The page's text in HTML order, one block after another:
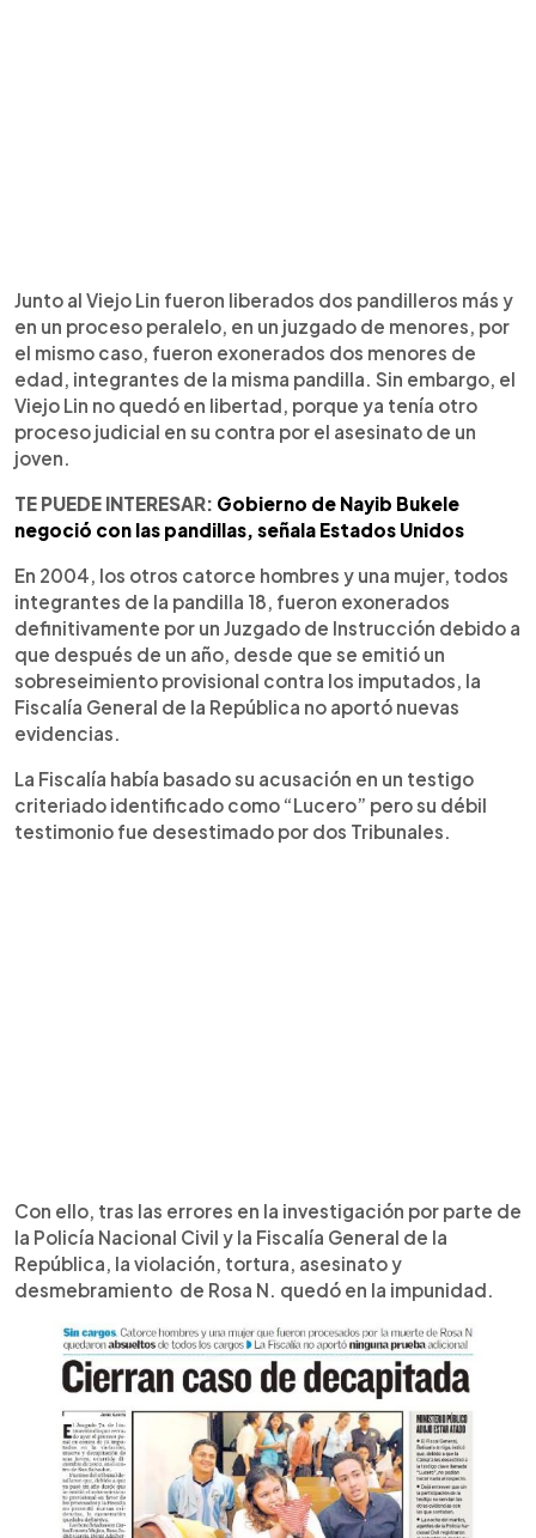
Junto al Viejo Lin fueron liberados dos pandilleros más y
en un proceso peralelo, en un juzgado de menores, por
el mismo caso, fueron exonerados dos menores de
edad, integrantes de la misma pandilla. Sin embargo, el
Viejo Lin no quedó en libertad, porque ya tenía otro
proceso judicial en su contra por el asesinato de un
joven.
TE PUEDE INTERESAR: Gobierno de Nayib Bukele
negoció con las pandillas, señala Estados Unidos
En 2004, los otros catorce hombres y una mujer, todos
integrantes de la pandilla 18, fueron exonerados
definitivamente por un Juzgado de Instrucción debido a
que después de un año, desde que se emitió un
sobreseimiento provisional contra los imputados, la
Fiscalía General de la República no aportó nuevas
evidencias.
La Fiscalía había basado su acusación en un testigo
criteriado identificado como “Lucero” pero su débil
testimonio fue desestimado por dos Tribunales.
Con ello, tras las errores en la investigación por parte de
la Policía Nacional Civil y la Fiscalía General de la
República, la violación, tortura, asesinato y
desmebramiento de Rosa N. quedó en la impunidad.